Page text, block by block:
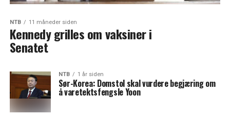
NTB 11 måneder siden
Kennedy grilles om vaksiner i
Senatet
NTB 1 år siden
Sør-Korea: Domstol skal vurdere begjæring om
å varetektsfengsle Yoon